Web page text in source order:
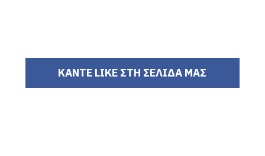
ΚΑΝΤΕ LIKE ΣΤΗ ΣΕΛΙΔΑ ΜΑΣ